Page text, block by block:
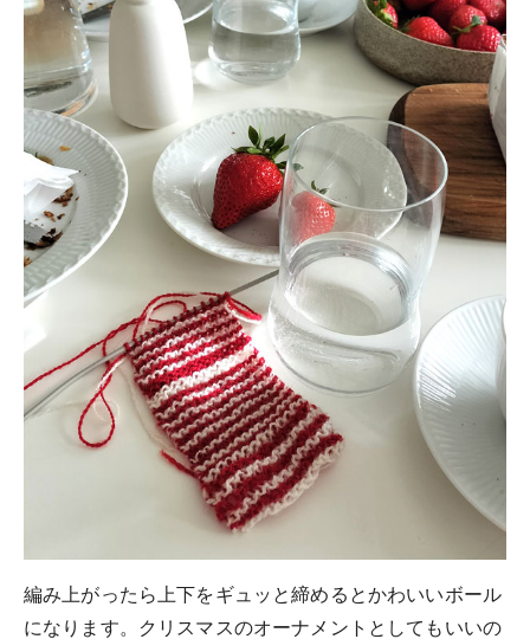
編み上がったら上下をギュッと締めるとかわいいボール
になります。クリスマスのオーナメントとしてもいいの